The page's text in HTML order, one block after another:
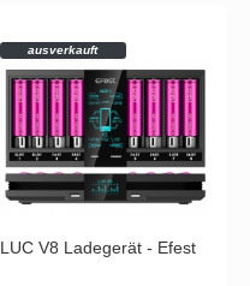
ausverkauft
LUC V8 Ladegerät - Efest